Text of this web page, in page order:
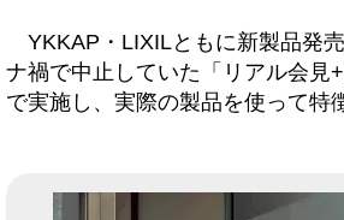
YKKAP・LIXILともに新製品発
ナ禍で中止していた「リアル会見
で実施し、実際の製品を使って特